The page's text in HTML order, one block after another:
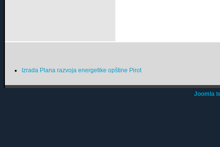
Izrada Plana razvoja energetike opštine Pirot
Joomla